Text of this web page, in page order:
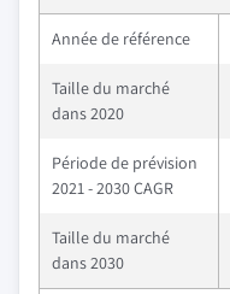
Année de référence
Taille du marché
dans 2020
Période de prévision
2021 - 2030 CAGR
Taille du marché
dans 2030